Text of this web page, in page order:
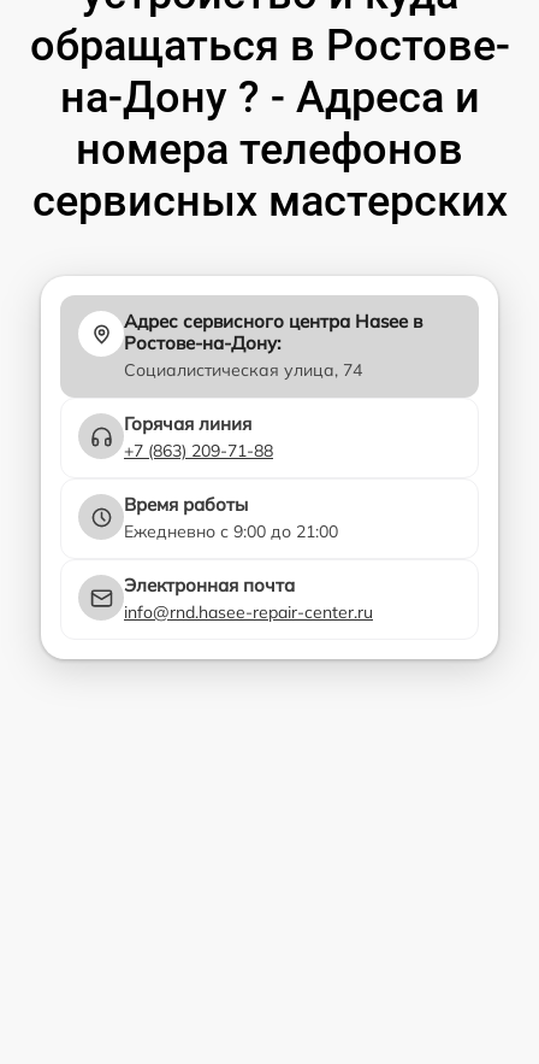
обращаться в Ростове-
на-Дону ? - Адреса и
номера телефонов
сервисных мастерских
Адрес сервисного центра Hasee в
Ростове-на-Дону:
Социалистическая улица, 74
Горячая линия
+7 (863) 209-71-88
Время работы
Ежедневно с 9:00 до 21:00
Электронная почта
info@rnd.hasee-repair-center.ru